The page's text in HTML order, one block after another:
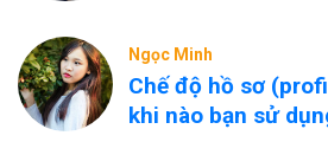
Ngọc Minh
Chế độ hồ sơ
khi nào bạn sử